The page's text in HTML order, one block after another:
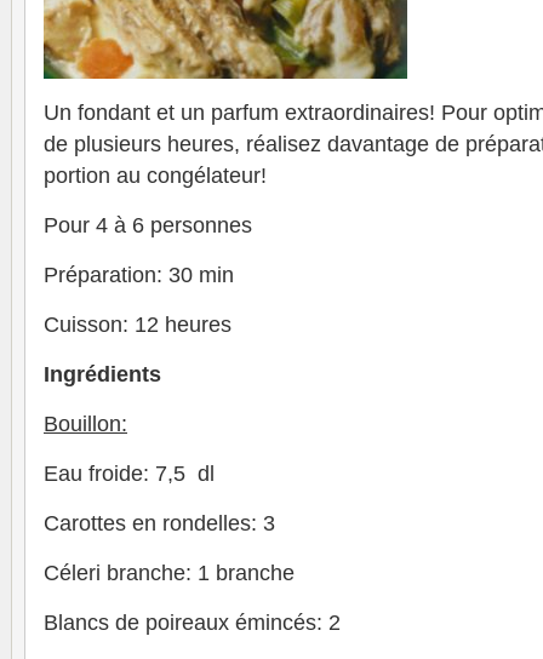
Un fondant et un parfum extraordinaires! Pour
de plusieurs heures, réalisez davantage de
portion au congélateur!
Pour 4 à 6 personnes
Préparation: 30 min
Cuisson: 12 heures
Ingrédients
Bouillon:
Eau froide: 7,5 dl
Carottes en rondelles: 3
Céleri branche: 1 branche
Blancs de poireaux émincés: 2